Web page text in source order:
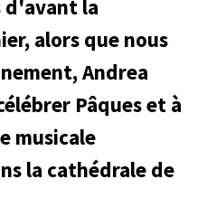
d'avant la
alors que nous
Andrea
Pâques et à
musicale
la cathédrale de